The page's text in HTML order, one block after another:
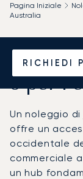
RICHIEDI
Pagina Iniziale
Australia
o per
Un noleggio
offre un
occidentale
commerciale
un hub